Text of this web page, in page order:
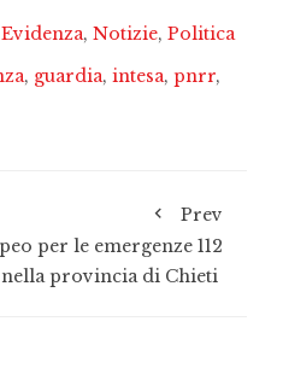
, Notizie, Politica
, guardia, intesa, pnrr,
Prev
per le emergenze 112
nella provincia di Chieti